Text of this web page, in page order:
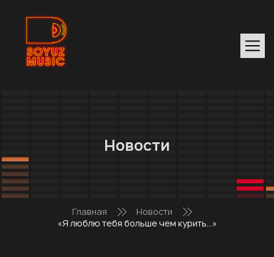
Новости
Главная
Новости
«Я люблю тебя больше чем курить…»